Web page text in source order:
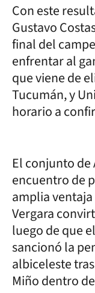
Con este
Gustavo
final del
enfrentar al
que viene de
Tucumán, y
horario a
El conjunto
encuentro de
amplia
Vergara
luego de que
sancionó la
albiceleste
Miño dentro